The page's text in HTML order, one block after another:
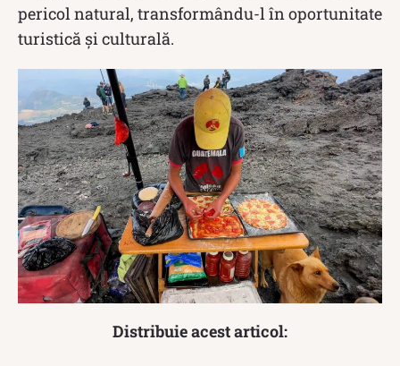
pericol natural, transformându-l în oportunitate
turistică și culturală.
Distribuie acest articol: